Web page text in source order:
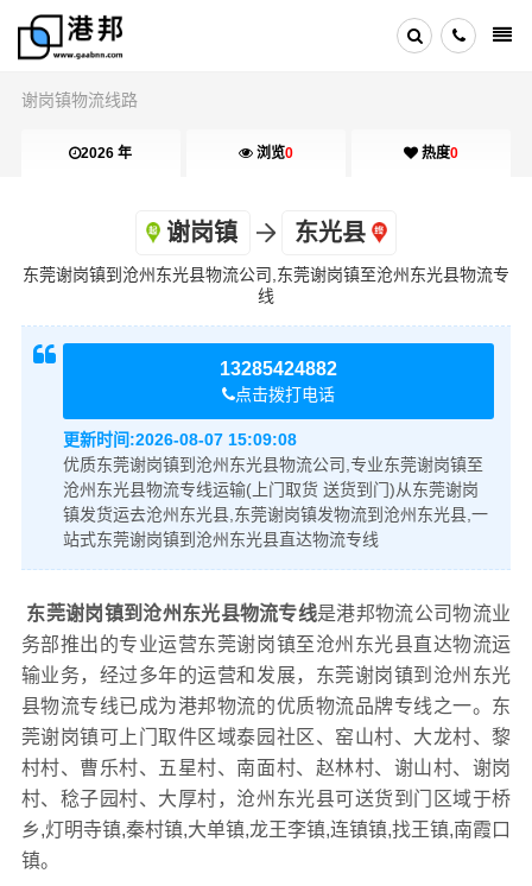
谢岗镇物流线路
2026 年 浏览0 热度0
谢岗镇 东光县
东莞谢岗镇到沧州东光县物流公司,东莞谢岗镇至沧州东光县物流专
线
13285424882
点击拨打电话
更新时间:2026-08-07 15:09:08
优质东莞谢岗镇到沧州东光县物流公司,专业东莞谢岗镇至
沧州东光县物流专线运输(上门取货 送货到门)从东莞谢岗
镇发货运去沧州东光县,东莞谢岗镇发物流到沧州东光县,一
站式东莞谢岗镇到沧州东光县直达物流专线
东莞谢岗镇到沧州东光县物流专线是港邦物流公司物流业
务部推出的专业运营东莞谢岗镇至沧州东光县直达物流运
输业务，经过多年的运营和发展，东莞谢岗镇到沧州东光
县物流专线已成为港邦物流的优质物流品牌专线之一。东
莞谢岗镇可上门取件区域泰园社区、窑山村、大龙村、黎
村村、曹乐村、五星村、南面村、赵林村、谢山村、谢岗
村、稔子园村、大厚村，沧州东光县可送货到门区域于桥
乡,灯明寺镇,秦村镇,大单镇,龙王李镇,连镇镇,找王镇,南霞口
镇。